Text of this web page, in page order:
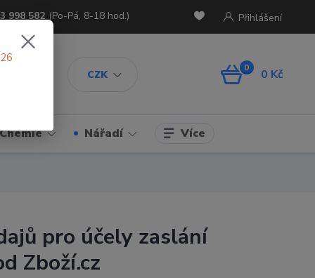
CZK
Přihlášení
998 582 (Po-Pá, 8-18 hod.)
0 0 Kč
Nářadí Více
pro účely zaslání
Zboží.cz